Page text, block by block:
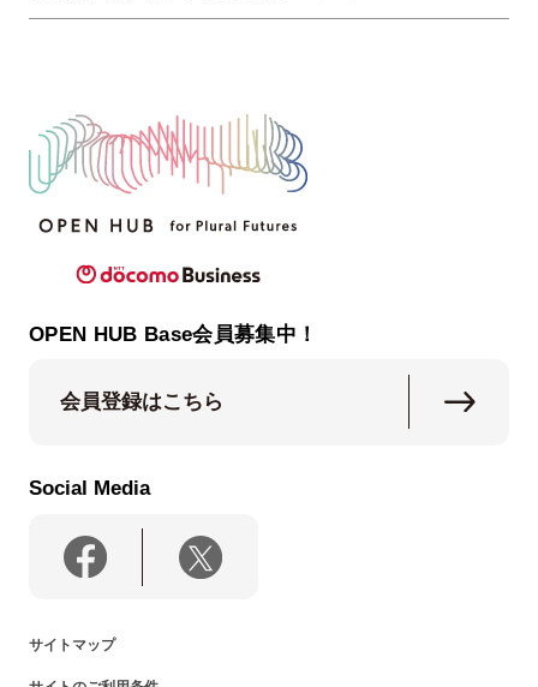
OPEN HUB Base会員募集中！
会員登録はこちら
Social Media
サイトマップ